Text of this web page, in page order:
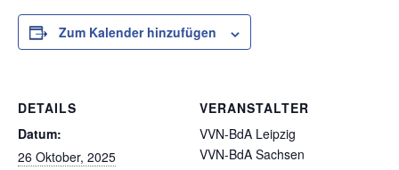
Zum Kalender hinzufügen
DETAILS
Datum:
26 Oktober, 2025
VERANSTALTER
VVN-BdA Leipzig
VVN-BdA Sachsen